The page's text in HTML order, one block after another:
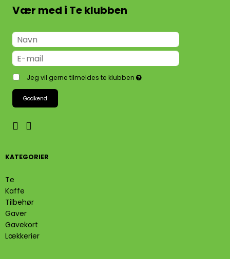
Vær med i Te klubben
Jeg vil gerne tilmeldes te klubben
Godkend
KATEGORIER
Te
Kaffe
Tilbehør
Gaver
Gavekort
Lækkerier